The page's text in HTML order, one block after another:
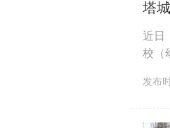
塔
近日
校（
发布